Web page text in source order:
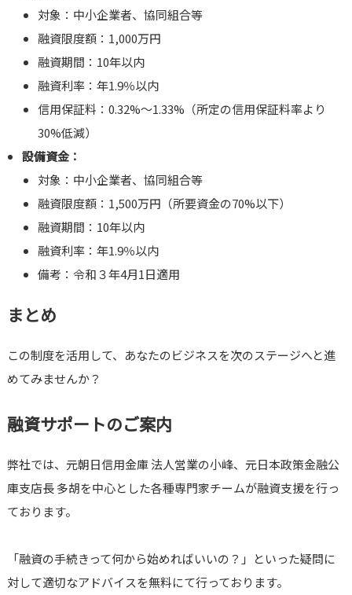
対象：中小企業者、協同組合等
融資限度額：1,000万円
融資期間：10年以内
融資利率：年1.9％以内
信用保証料：0.32%～1.33%（所定の信用保証料率より
30%低減）
設備資金：
対象：中小企業者、協同組合等
融資限度額：1,500万円（所要資金の70%以下）
融資期間：10年以内
融資利率：年1.9％以内
備考：令和３年4月1日適用
まとめ
この制度を活用して、あなたのビジネスを次のステージへと進
めてみませんか？
融資サポートのご案内
弊社では、元朝日信用金庫 法人営業の小峰、元日本政策金融公
庫支店長 多胡を中心とした各種専門家チームが融資支援を行っ
ております。
「融資の手続きって何から始めればいいの？」といった疑問に
対して適切なアドバイスを無料にて行っております。